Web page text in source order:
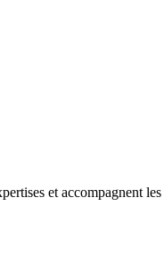
et accompagnent